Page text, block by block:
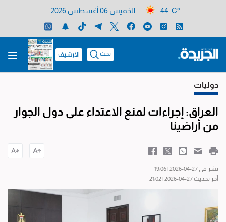
44 C° الخميس 06 أغسطس 2026
بحث الارشيف
دوليات
العراق: إجراءات لمنع الاعتداء على دول الجوار
من أراضينا
نشر في 27-04-2026 | 19:06
آخر تحديث 27-04-2026 | 21:02